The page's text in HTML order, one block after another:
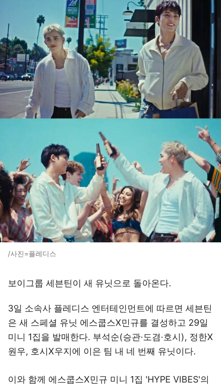
/사진=플레디스
보이그룹 세븐틴이 새 유닛으로 돌아온다.
3일 소속사 플레디스 엔터테인먼트에 따르면 세븐틴
은 새 스페셜 유닛 에스쿱스X민규를 결성하고 29일
미니 1집을 발매한다. 부석순(승관·도겸·호시), 정한X
원우, 호시X우지에 이은 팀 내 네 번째 유닛이다.
이와 함께 에스쿱스X민규 미니 1집 'HYPE VIBES'의